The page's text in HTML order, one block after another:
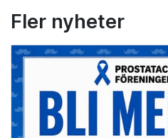
Fler nyheter